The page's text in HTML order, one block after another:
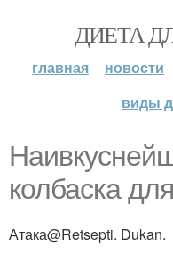
ДИЕТА
главная новости
виды
колбаска
Атака@Retsepti. Dukan.